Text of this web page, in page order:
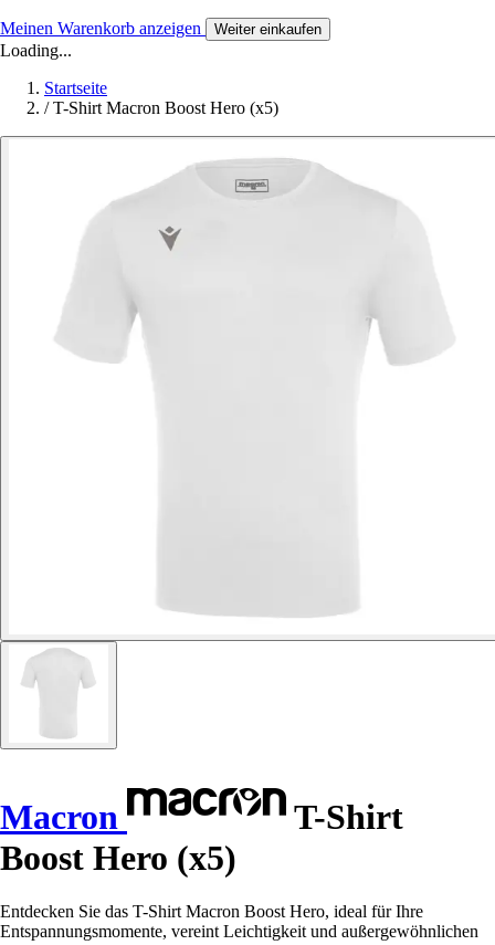
Meinen Warenkorb anzeigen Weiter einkaufen
Loading...
Startseite
/ T-Shirt Macron Boost Hero (x5)
Macron
T-Shirt
Boost Hero (x5)
Entdecken Sie das T-Shirt Macron Boost Hero, ideal für Ihre
Entspannungsmomente, vereint Leichtigkeit und außergewöhnlichen